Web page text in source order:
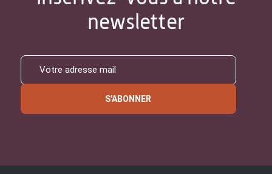
newsletter
S'ABONNER